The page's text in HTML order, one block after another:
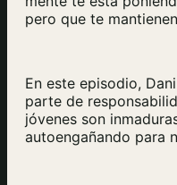
pero que te
En este episodio,
parte de
jóvenes son
autoengañando para